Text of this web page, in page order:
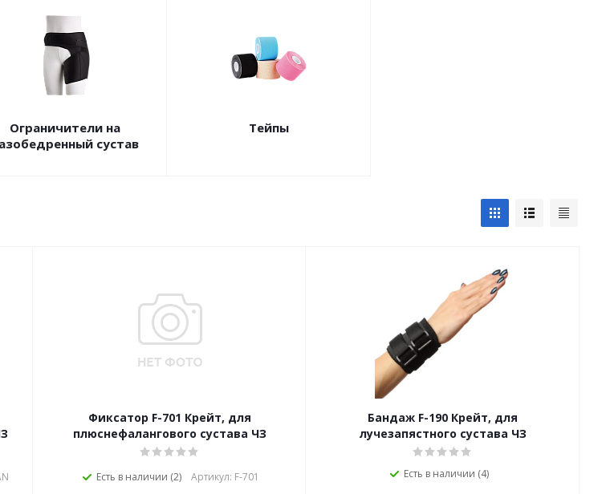
Ограничители на
сустав
Тейпы
Фиксатор F-701 Крейт, для
плюснефалангового сустава ЧЗ
Есть в наличии (2) Артикул: F-701
Бандаж F-190 Крейт, для
лучезапястного сустава ЧЗ
Есть в наличии (4)